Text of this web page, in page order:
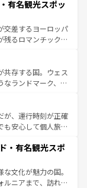
スペインはその個
宮殿、歴史的な大
が、訪れる者を心
の国としても知ら
遺産にも登録されて
み方が可能だ。さ
ており、どの街角に
リ以外の個性あふ
有名観光スポッ
交差するヨーロッパ
残るロマンチック街
ることがない。ベ
アルプスの絶景、そ
風景は必見。ビール
新着の
てほしい。
共存する国。ウェス
なランドマーク、歴
雅なアフタヌーン
国パブ、サッカー観
豊富。イギリスを旅
が、運行時刻が正確
も安心して個人旅行
ではのユニークな
町歩きも満喫する
価も高いが、旅行
り、うまく活用すれ
・有名観光スポ
文化が魅力の国。
ルニアまで、訪れる